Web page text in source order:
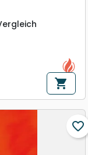
shopping_cart
favorite_border